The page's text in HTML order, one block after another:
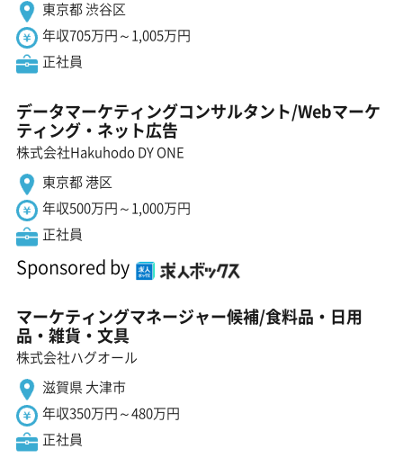
東京都 渋谷区
年収705万円～1,005万円
正社員
データマーケティングコンサルタント/Webマーケ
ティング・ネット広告
株式会社Hakuhodo DY ONE
東京都 港区
年収500万円～1,000万円
正社員
Sponsored by
マーケティングマネージャー候補/食料品・日用
品・雑貨・文具
株式会社ハグオール
滋賀県 大津市
年収350万円～480万円
正社員